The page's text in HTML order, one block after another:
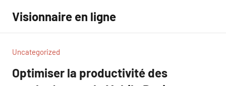
contenu
Visionnaire en ligne
Uncategorized
Optimiser la productivité des